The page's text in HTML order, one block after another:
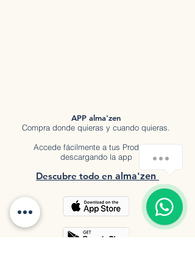
APP alma'zen
Compra donde quieras y cuando quieras.
Accede fácilmente a tus Productos
descargando la app
Descubre todo en a lma'zen
1